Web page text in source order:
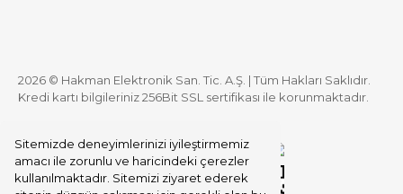
Sitemizde deneyimlerinizi iyileştirmemiz
amacı ile zorunlu ve haricindeki çerezler
kullanılmaktadır. Sitemizi ziyaret ederek
2026 © Hakman Elektronik San. Tic. A.Ş. | Tüm Hakları Saklıdır.
Kredi kartı bilgileriniz 256Bit SSL sertifikası ile korunmaktadır.